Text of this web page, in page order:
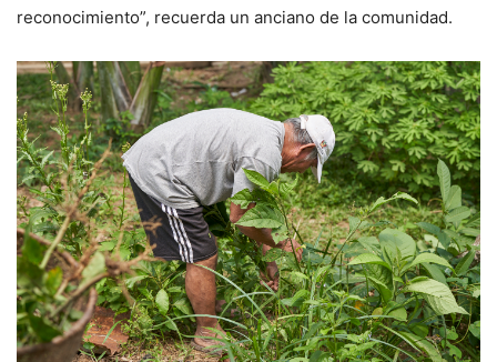
reconocimiento”, recuerda un anciano de la comunidad.